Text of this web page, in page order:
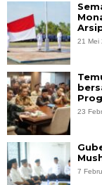
21 Mei
23
7